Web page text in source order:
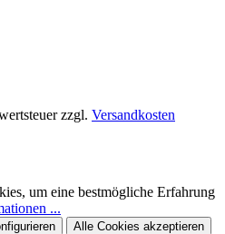
zzgl. Versandkosten
um eine bestmögliche Erfahrung
...
Alle Cookies akzeptieren